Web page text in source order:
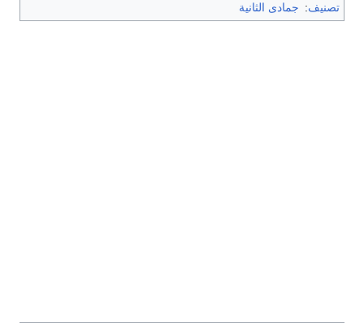
تصنيف: جمادى الثانية